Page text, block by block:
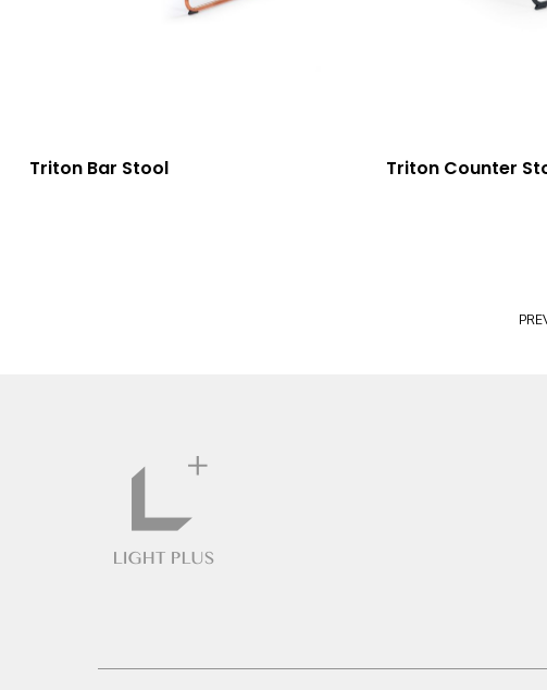
Triton Bar Stool Triton Counter